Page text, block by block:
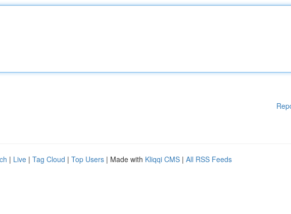
| Live | Tag Cloud | Top Users | Made with Kliqqi CMS | All RSS Feeds